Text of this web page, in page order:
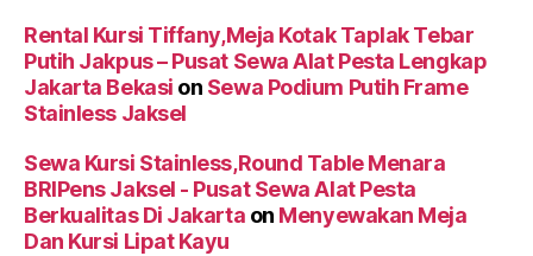
Rental Kursi Tiffany,Meja Kotak Taplak Tebar
Putih Jakpus – Pusat Sewa Alat Pesta Lengkap
Jakarta Bekasi on Sewa Podium Putih Frame
Stainless Jaksel
Sewa Kursi Stainless,Round Table Menara
BRIPens Jaksel - Pusat Sewa Alat Pesta
Berkualitas Di Jakarta on Menyewakan Meja
Dan Kursi Lipat Kayu